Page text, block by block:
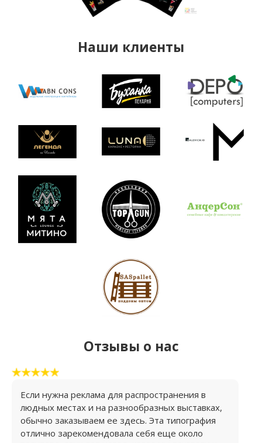
Наши клиенты
Отзывы о нас
Если нужна реклама для распространения в
людных местах и на разнообразных выставках,
обычно заказываем ее здесь. Эта типография
отлично зарекомендовала себя еще около